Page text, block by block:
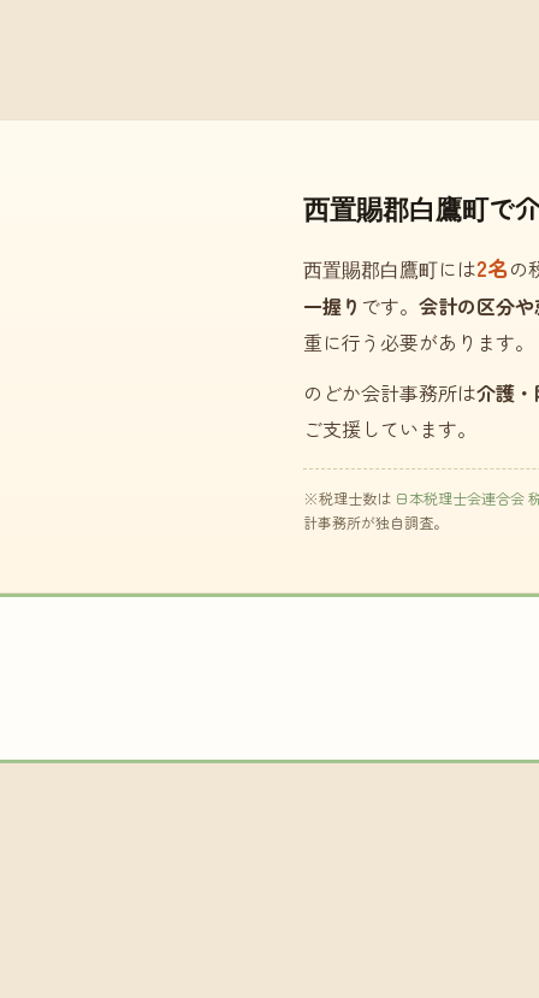
西置賜郡白鷹町で
西置賜郡白鷹町には2名の
一握り です。 会計の区分
重に行う必要があります。
のどか会計事務所は介護
ご支援しています。
※税理士数は 日本税理士会連合会
計事務所が独自調査。